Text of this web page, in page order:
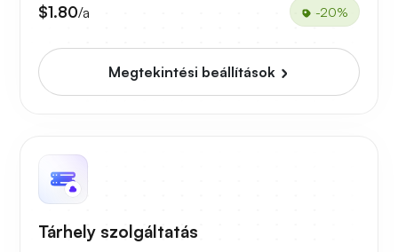
$1.80/a -20%
Megtekintési beállítások
Tárhely szolgáltatás